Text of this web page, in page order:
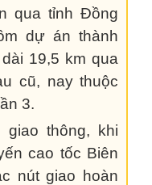
qua tỉnh Đồng
dự án thành
19,5 km qua
cũ, nay thuộc
3.
thông, khi
cao tốc Biên
nút giao hoàn